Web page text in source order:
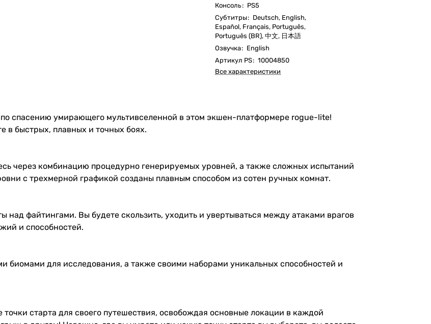
Консоль: PS5
Субтитры: Deutsch, English,
Español, Français, Português,
Português (BR), 中文, 日本語
Озвучка: English
Артикул PS: 10004850
Все характеристики
спасению умирающего мультивселенной в этом экшен-платформере rogue-lite!
в быстрых, плавных и точных боях.
через комбинацию процедурно генерируемых уровней, а также сложных испытаний
с трехмерной графикой созданы плавным способом из сотен ручных комнат.
файтингами. Вы будете скользить, уходить и увертываться между атаками врагов
и способностей.
биомами для исследования, а также своими наборами уникальных способностей и
старта для своего путешествия, освобождая основные локации в каждой